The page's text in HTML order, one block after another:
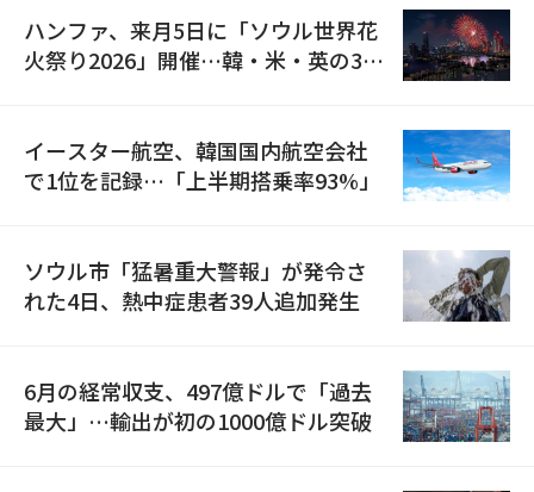
ハンファ、来月5日に「ソウル世界花
火祭り2026」開催…韓・米・英の3カ
イースター航空、韓国国内航空会社
で1位を記録…「上半期搭乗率93%」
ソウル市「猛暑重大警報」が発令さ
れた4日、熱中症患者39人追加発生
6月の経常収支、497億ドルで「過去
最大」…輸出が初の1000億ドル突破